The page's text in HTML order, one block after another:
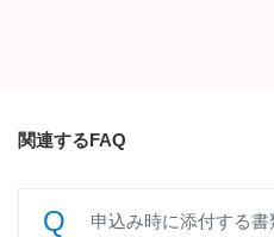
関連するFAQ
申込み時に添付する